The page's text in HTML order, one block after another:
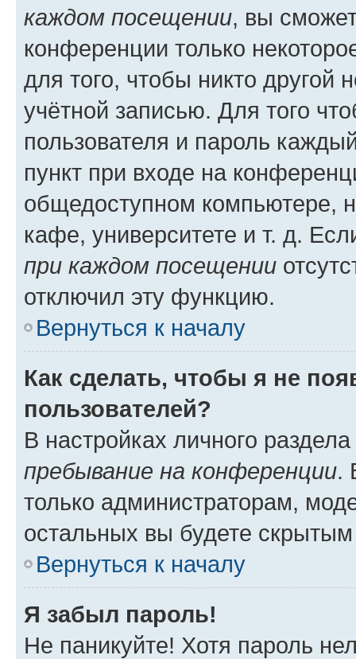
каждом посещении, вы
конференции только
для того, чтобы никто другой
учётной записью. Для того
пользователя и пароль
пункт при входе на
общедоступном компьютере,
кафе, университете и т. д.
при каждом посещении
отключил эту функцию.
Вернуться к началу
Как сделать, чтобы я не
пользователей?
В настройках личного
пребывание на конференции.
только администраторам,
остальных вы будете
Вернуться к началу
Я забыл пароль!
Не паникуйте! Хотя пароль